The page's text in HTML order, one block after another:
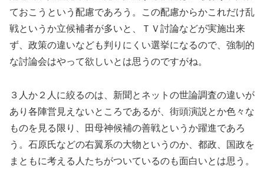
ておこうという配慮であろう。この配慮からかこれだけ乱
戦というか立候補者が多いと、ＴＶ討論などが実施出来
ず、政策の違いなども判りにくい選挙になるので、強制的
な討論会はやって欲しいとは思うのですがね。
３人か２人に絞るのは、新聞とネットの世論調査の違いが
あり各陣営見えないところであるが、街頭演説とか色々な
ものを見る限り、田母神候補の善戦というか躍進であろ
う。石原氏などの右翼系の大物というのか、都政、国政を
まともに考える人たちがついているのも面白いとは思う。